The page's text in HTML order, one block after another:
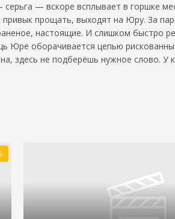
— вскоре всплывает в горшке
прощать, выходят на Юру. За
настоящие. И слишком быстро
Юре оборачивается цепью
здесь не подберёшь нужное слово.